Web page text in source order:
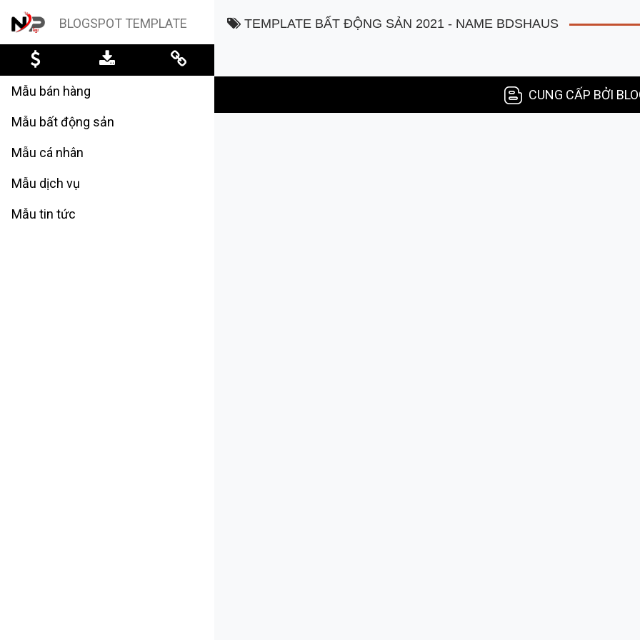
BLOGSPOT TEMPLATE
Mẫu bán hàng
Mẫu bất động sản
Mẫu cá nhân
Mẫu dịch vụ
Mẫu tin tức
TEMPLATE BẤT ĐỘNG SẢN 2021 - NAME BDSHAUS
CUNG CẤP BỞI